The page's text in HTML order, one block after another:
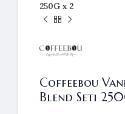
250G x 2
Coffeebou
Blend Seti